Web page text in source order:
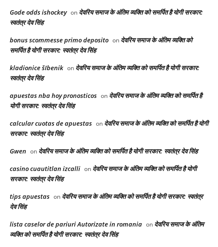
Gode odds ishockey on देवरिय समाज के अंतिम व्यक्ति को समर्पित है योगी सरकार:
स्वतंत्र देव सिंह
bonus scommesse primo deposito on देवरिय समाज के अंतिम व्यक्ति को
समर्पित है योगी सरकार: स्वतंत्र देव सिंह
kladionice šIbenik on देवरिय समाज के अंतिम व्यक्ति को समर्पित है योगी सरकार:
स्वतंत्र देव सिंह
apuestas nba hoy pronosticos on देवरिय समाज के अंतिम व्यक्ति को समर्पित है
योगी सरकार: स्वतंत्र देव सिंह
calcular cuotas de apuestas on देवरिय समाज के अंतिम व्यक्ति को समर्पित है योगी
सरकार: स्वतंत्र देव सिंह
Gwen on देवरिय समाज के अंतिम व्यक्ति को समर्पित है योगी सरकार: स्वतंत्र देव सिंह
casino cuautitlan izcalli on देवरिय समाज के अंतिम व्यक्ति को समर्पित है योगी
सरकार: स्वतंत्र देव सिंह
tips apuestas on देवरिय समाज के अंतिम व्यक्ति को समर्पित है योगी सरकार: स्वतंत्र
देव सिंह
lista caselor de pariuri Autorizate in romania on देवरिय समाज के अंतिम
व्यक्ति को समर्पित है योगी सरकार: स्वतंत्र देव सिंह